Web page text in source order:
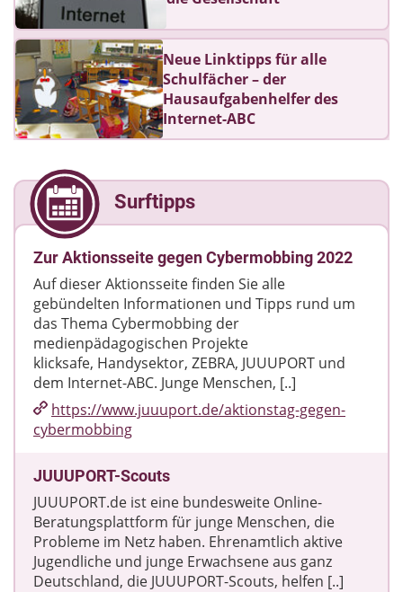
Neue Linktipps für alle
Schulfächer – der
Hausaufgabenhelfer des
Internet-ABC
Surftipps
Zur Aktionsseite gegen Cybermobbing 2022
Auf dieser Aktionsseite finden Sie alle
gebündelten Informationen und Tipps rund um
das Thema Cybermobbing der
medienpädagogischen Projekte
klicksafe, Handysektor, ZEBRA, JUUUPORT und
dem Internet-ABC. Junge Menschen, [..]
https://www.juuuport.de/​aktionstag-gegen-
cybermobbing
JUUUPORT-Scouts
JUUUPORT.de ist eine bundesweite Online-
Beratungsplattform für junge Menschen, die
Probleme im Netz haben. Ehrenamtlich aktive
Jugendliche und junge Erwachsene aus ganz
Deutschland, die JUUUPORT-Scouts, helfen [..]